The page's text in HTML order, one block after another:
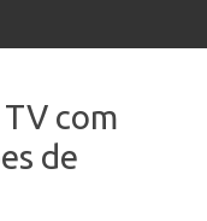
com
de